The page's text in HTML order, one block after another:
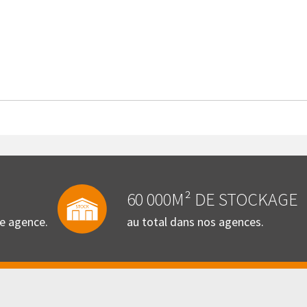
agence.
60 000M² DE STOCKAGE
au total dans nos agences.